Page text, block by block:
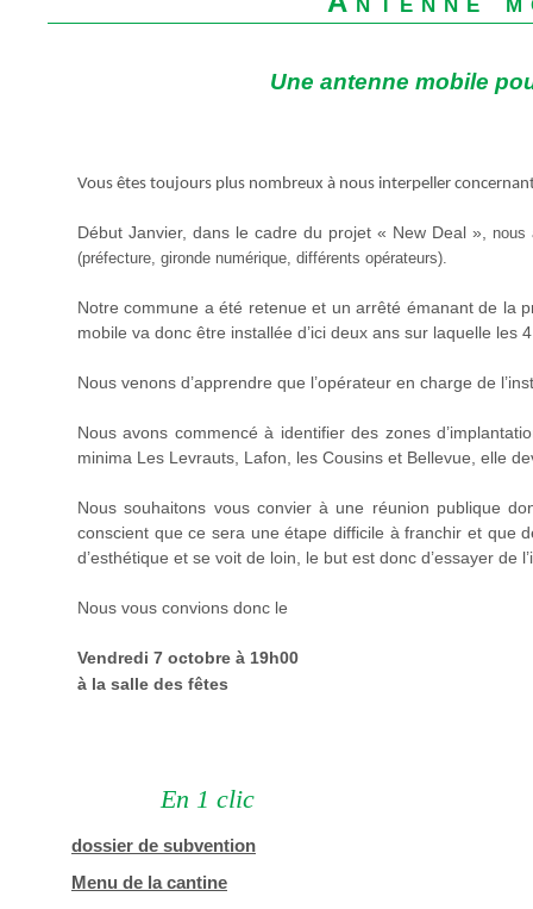
Une antenne mobile
Vous êtes toujours plus nombreux à nous interpeller
Début Janvier, dans le cadre du projet « New Deal », nous
(préfecture, gironde numérique, différents opérateurs).
Notre commune a été retenue et un arrêté émanant de la
mobile va donc être installée d’ici deux ans sur laquelle les
Nous venons d’apprendre que l’opérateur en charge de
Nous avons commencé à identifier des zones
minima Les Levrauts, Lafon, les Cousins et Bellevue, elle
Nous souhaitons vous convier à une réunion publique
conscient que ce sera une étape difficile à franchir et que
d’esthétique et se voit de loin, le but est donc d’essayer de
Nous vous convions donc le
Vendredi 7 octobre à 19h00
à la salle des fêtes
En 1 clic
dossier de subvention
Menu de la cantine